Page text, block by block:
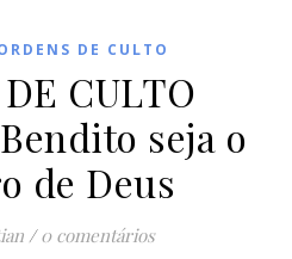
DE CULTO
CULTO
seja o
de Deus
/ 0 comentários